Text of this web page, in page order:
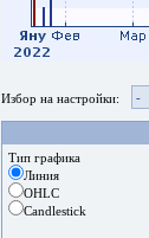
Избор на настройки: -
Тип графика
Линия
OHLC
Candlestick